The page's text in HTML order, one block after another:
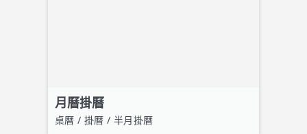
月曆掛曆
桌曆 / 掛曆 / 半月掛曆